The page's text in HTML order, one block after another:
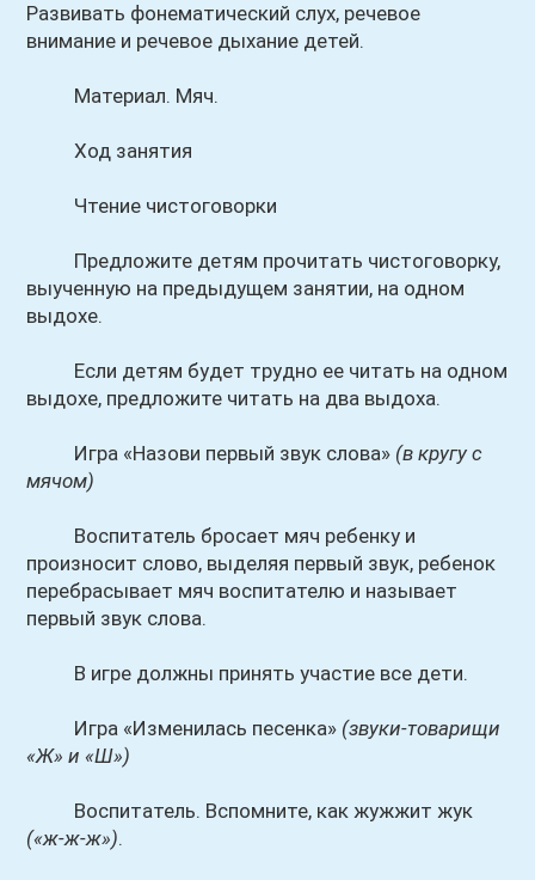
Развивать фонематический слух, речевое
внимание и речевое дыхание детей.
Материал. Мяч.
Ход занятия
Чтение чистоговорки
Предложите детям прочитать чистоговорку,
выученную на предыдущем занятии, на одном
выдохе.
Если детям будет трудно ее читать на одном
выдохе, предложите читать на два выдоха.
Игра «Назови первый звук слова» (в кругу с
мячом)
Воспитатель бросает мяч ребенку и
произносит слово, выделяя первый звук, ребенок
перебрасывает мяч воспитателю и называет
первый звук слова.
В игре должны принять участие все дети.
Игра «Изменилась песенка» (звуки-товарищи
«Ж» и «Ш»)
Воспитатель. Вспомните, как жужжит жук
(«ж-ж-ж»).